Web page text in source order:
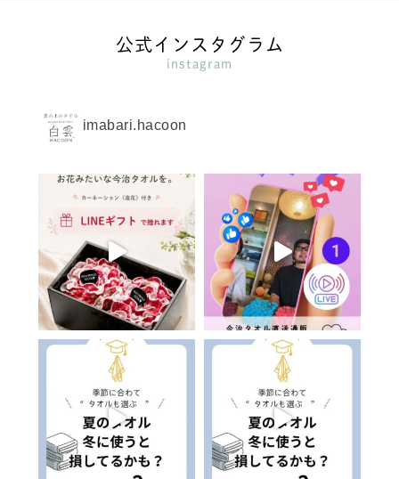
公式インスタグラム
instagram
imabari.hacoon